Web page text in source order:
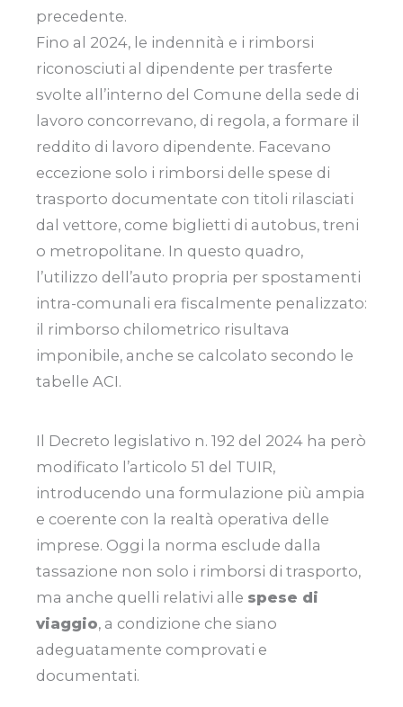
precedente.
Fino al 2024, le indennità e i rimborsi
riconosciuti al dipendente per trasferte
svolte all’interno del Comune della sede di
lavoro concorrevano, di regola, a formare il
reddito di lavoro dipendente. Facevano
eccezione solo i rimborsi delle spese di
trasporto documentate con titoli rilasciati
dal vettore, come biglietti di autobus, treni
o metropolitane. In questo quadro,
l’utilizzo dell’auto propria per spostamenti
intra-comunali era fiscalmente penalizzato:
il rimborso chilometrico risultava
imponibile, anche se calcolato secondo le
tabelle ACI.
Il Decreto legislativo n. 192 del 2024 ha però
modificato l’articolo 51 del TUIR,
introducendo una formulazione più ampia
e coerente con la realtà operativa delle
imprese. Oggi la norma esclude dalla
tassazione non solo i rimborsi di trasporto,
ma anche quelli relativi alle spese di
viaggio, a condizione che siano
adeguatamente comprovati e
documentati.